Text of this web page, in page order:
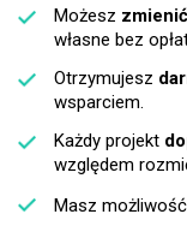
Możesz
własne bez
Otrzymujesz
wsparciem.
Każdy projekt
względem
Masz możliwość